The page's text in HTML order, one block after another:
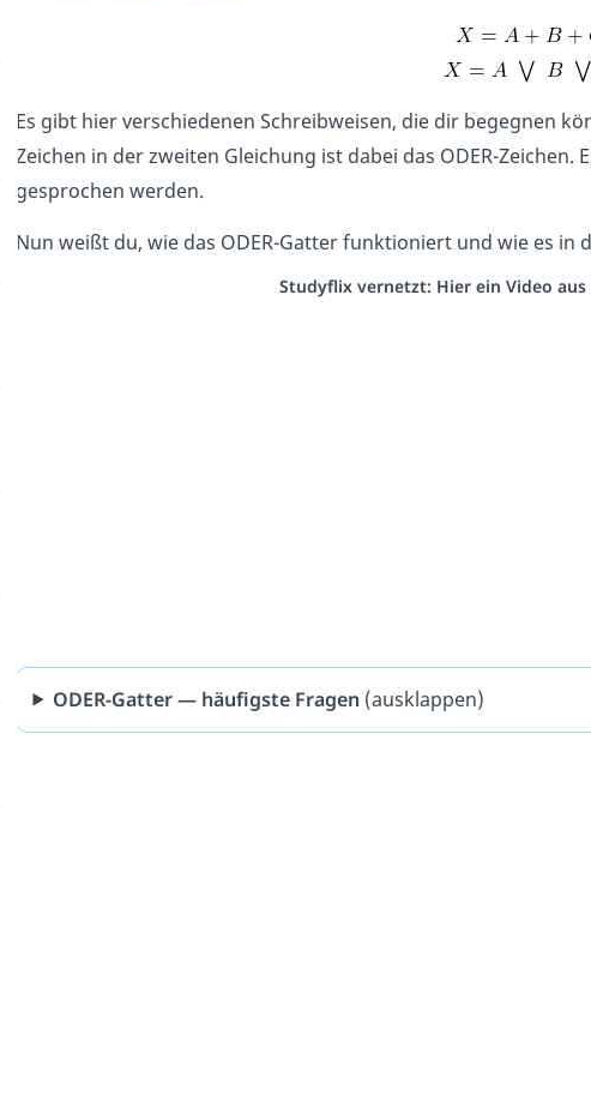
Es gibt hier verschiedenen Schreibweisen, die dir begegnen
Zeichen in der zweiten Gleichung ist dabei das ODER-Zeichen.
gesprochen werden.
Nun weißt du, wie das ODER-Gatter funktioniert und wie es in
Studyflix vernetzt: Hier ein Video
ODER-Gatter — häufigste Fragen (ausklappen)